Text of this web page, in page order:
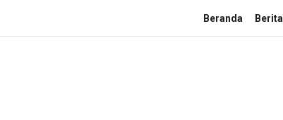
Beranda Berita